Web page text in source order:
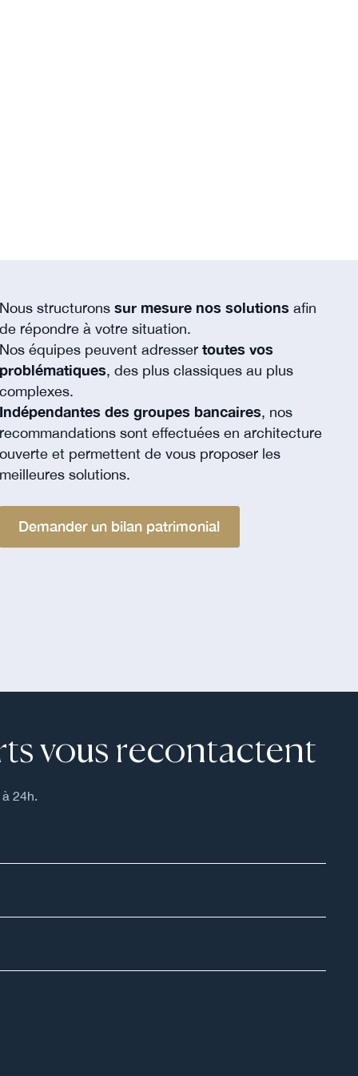
structurons sur mesure nos solutions afin
répondre à votre situation.
équipes peuvent adresser toutes vos
, des plus classiques au plus
des groupes bancaires, nos
sont effectuées en architecture
et permettent de vous proposer les
solutions.
Demander un bilan patrimonial
vous recontactent
24h.